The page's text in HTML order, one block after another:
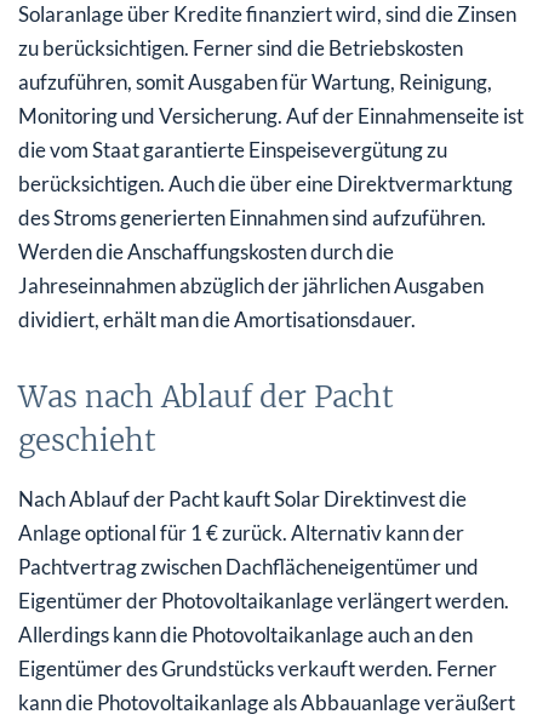
Solaranlage über Kredite finanziert wird, sind die Zinsen
zu berücksichtigen. Ferner sind die Betriebskosten
aufzuführen, somit Ausgaben für Wartung, Reinigung,
Monitoring und Versicherung. Auf der Einnahmenseite ist
die vom Staat garantierte Einspeisevergütung zu
berücksichtigen. Auch die über eine Direktvermarktung
des Stroms generierten Einnahmen sind aufzuführen.
Werden die Anschaffungskosten durch die
Jahreseinnahmen abzüglich der jährlichen Ausgaben
dividiert, erhält man die Amortisationsdauer.
Was nach Ablauf der Pacht
geschieht
Nach Ablauf der Pacht kauft Solar Direktinvest die
Anlage optional für 1 € zurück. Alternativ kann der
Pachtvertrag zwischen Dachflächeneigentümer und
Eigentümer der Photovoltaikanlage verlängert werden.
Allerdings kann die Photovoltaikanlage auch an den
Eigentümer des Grundstücks verkauft werden. Ferner
kann die Photovoltaikanlage als Abbauanlage veräußert